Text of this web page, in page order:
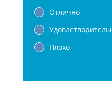
Отлично
Плохо